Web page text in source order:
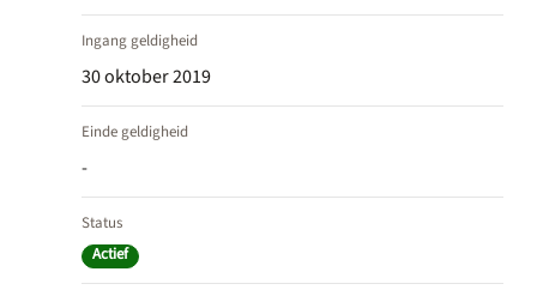
Ingang geldigheid
30 oktober 2019
Einde geldigheid
-
Status
Actief